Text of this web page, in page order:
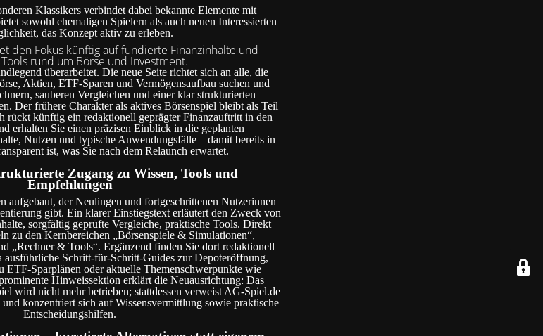
Klassikers verbindet dabei bekannte Elemente mit
sowohl ehemaligen Spielern als auch neuen Interessierten
das Konzept aktiv zu erleben.
den Fokus künftig auf fundierte Finanzinhalte und
rund um Börse und Investment.
überarbeitet. Die neue Seite richtet sich an alle, die
Aktien, ETF-Sparen und Vermögensaufbau suchen und
sauberen Vergleichen und einer klar strukturierten
Der frühere Charakter als aktives Börsenspiel bleibt als Teil
rückt künftig ein redaktionell geprägter Finanzauftritt in den
erhalten Sie einen präzisen Einblick in die geplanten
Nutzen und typische Anwendungsfälle – damit bereits in
ist, was Sie nach dem Relaunch erwartet.
Zugang zu Wissen, Tools und
Empfehlungen
aufgebaut, der Neulingen und fortgeschrittenen Nutzerinnen
gibt. Ein klarer Einstiegstext erläutert den Zweck von
sorgfältig geprüfte Vergleiche, praktische Tools. Direkt
zu den Kernbereichen „Börsenspiele & Simulationen“,
„Rechner & Tools“. Ergänzend finden Sie dort redaktionell
ausführliche Schritt-für-Schritt-Guides zur Depoteröffnung,
ETF-Sparplänen oder aktuelle Themenschwerpunkte wie
Hinweissektion erklärt die Neuausrichtung: Das
wird nicht mehr betrieben; stattdessen verweist AG-Spiel.de
konzentriert sich auf Wissensvermittlung sowie praktische
Entscheidungshilfen.